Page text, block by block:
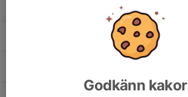
Godkänn kakor